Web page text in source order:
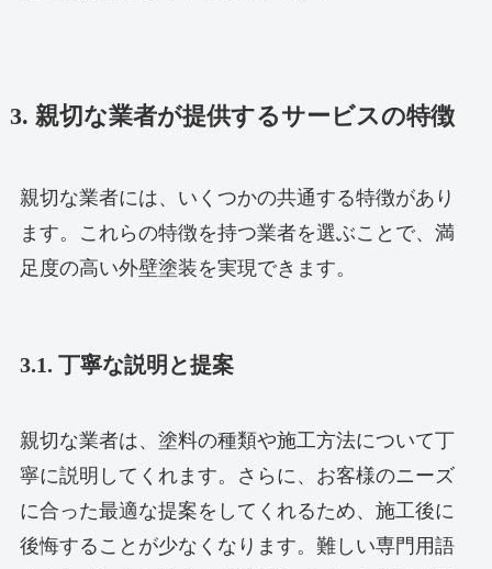
3. 親切な業者が提供するサービスの特徴
親切な業者には、いくつかの共通する特徴があり
ます。これらの特徴を持つ業者を選ぶことで、満
足度の高い外壁塗装を実現できます。
3.1. 丁寧な説明と提案
親切な業者は、塗料の種類や施工方法について丁
寧に説明してくれます。さらに、お客様のニーズ
に合った最適な提案をしてくれるため、施工後に
後悔することが少なくなります。難しい専門用語